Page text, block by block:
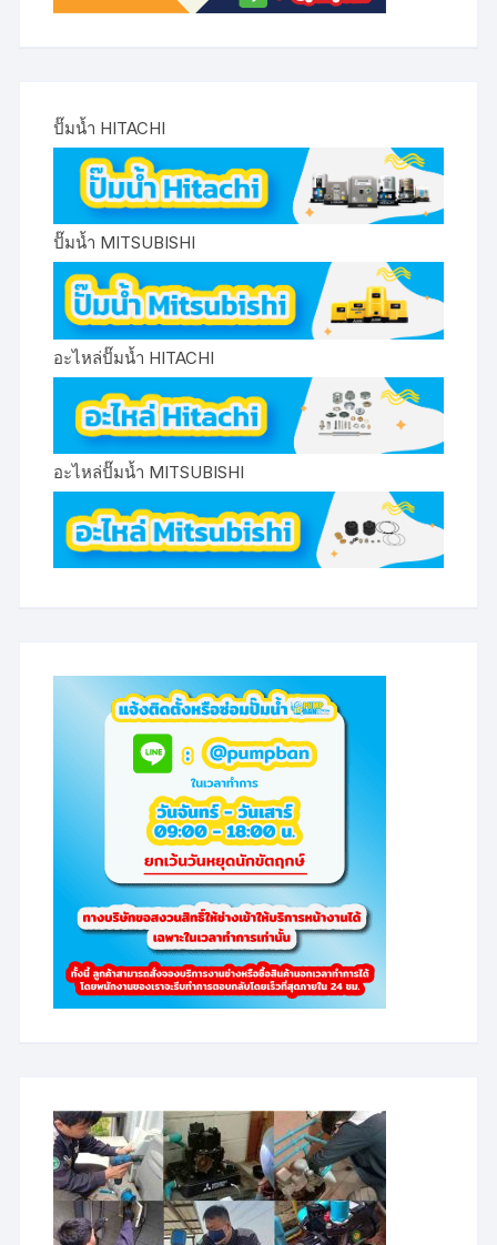
ปั๊มน้ำ HITACHI
ปั๊มน้ำ MITSUBISHI
อะไหล่ปั๊มน้ำ HITACHI
อะไหล่ปั๊มน้ำ MITSUBISHI